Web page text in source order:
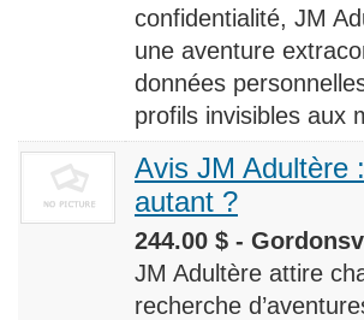
confidentialité, JM
une aventure
données
profils invisibles aux
Avis JM Adultère
autant ?
244.00 $ -
JM Adultère attire
recherche